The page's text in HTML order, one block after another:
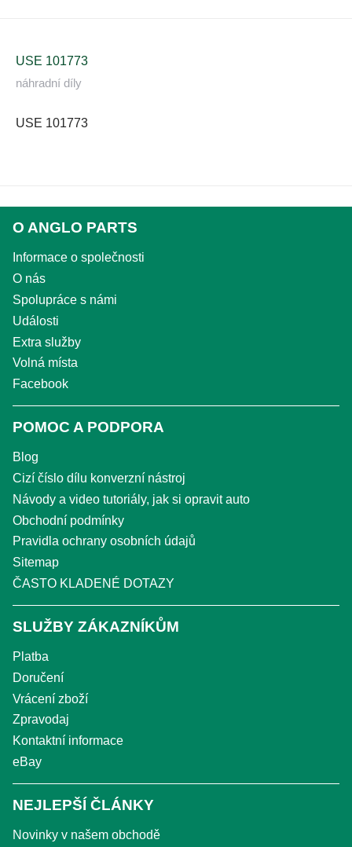
USE 101773
náhradní díly
USE 101773
O ANGLO PARTS
Informace o společnosti
O nás
Spolupráce s námi
Události
Extra služby
Volná místa
Facebook
POMOC A PODPORA
Blog
Cizí číslo dílu konverzní nástroj
Návody a video tutoriály, jak si opravit auto
Obchodní podmínky
Pravidla ochrany osobních údajů
Sitemap
ČASTO KLADENÉ DOTAZY
SLUŽBY ZÁKAZNÍKŮM
Platba
Doručení
Vrácení zboží
Zpravodaj
Kontaktní informace
eBay
NEJLEPŠÍ ČLÁNKY
Novinky v našem obchodě